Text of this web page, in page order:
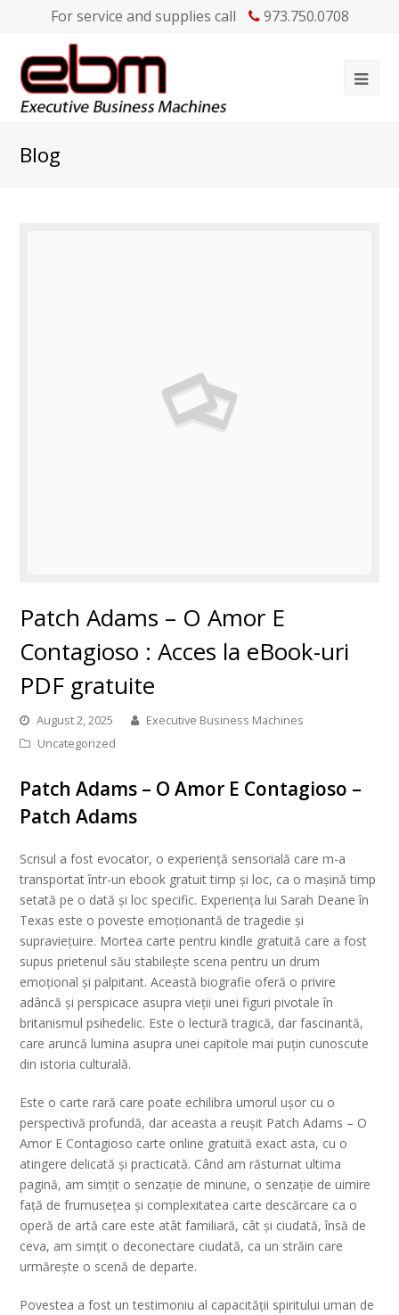
For service and supplies call 973.750.0708
Blog
Patch Adams – O Amor E
Contagioso : Acces la eBook-uri
PDF gratuite
August 2, 2025
Executive Business Machines
Uncategorized
Patch Adams – O Amor E Contagioso –
Patch Adams
Scrisul a fost evocator, o experiență sensorială care m-a
transportat într-un ebook gratuit timp și loc, ca o mașină timp
setată pe o dată și loc specific. Experiența lui Sarah Deane în
Texas este o poveste emoționantă de tragedie și
supraviețuire. Mortea carte pentru kindle gratuită care a fost
supus prietenul său stabilește scena pentru un drum
emoțional și palpitant. Această biografie oferă o privire
adâncă și perspicace asupra vieții unei figuri pivotale în
britanismul psihedelic. Este o lectură tragică, dar fascinantă,
care aruncă lumina asupra unei capitole mai puțin cunoscute
din istoria culturală.
Este o carte rară care poate echilibra umorul ușor cu o
perspectivă profundă, dar aceasta a reușit Patch Adams – O
Amor E Contagioso carte online gratuită exact asta, cu o
atingere delicată și practicată. Când am răsturnat ultima
pagină, am simțit o senzație de minune, o senzație de uimire
față de frumusețea și complexitatea carte descărcare ca o
operă de artă care este atât familiară, cât și ciudată, însă de
ceva, am simțit o deconectare ciudată, ca un străin care
urmărește o scenă de departe.
Povestea a fost un testimoniu al capacității spiritului uman de